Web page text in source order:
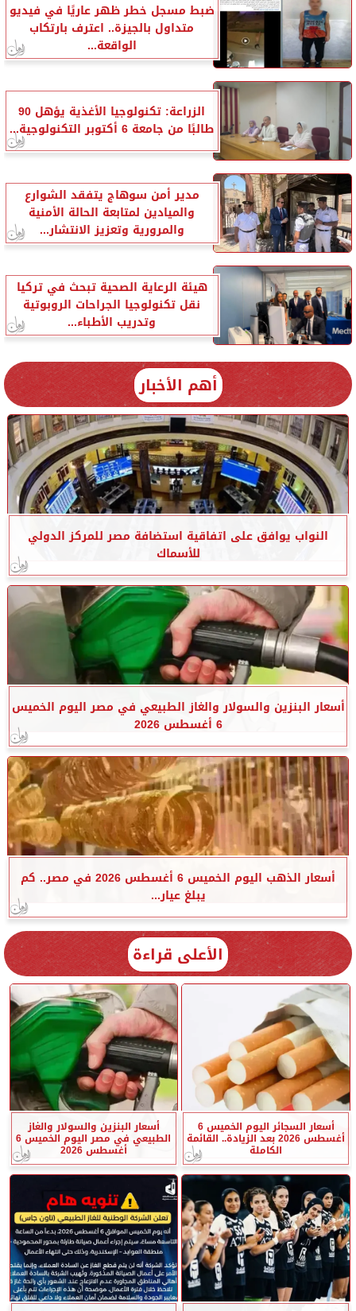
ضبط مسجل خطر ظهر عاريًا في فيديو
متداول بالجيزة.. اعترف بارتكاب
الواقعة...
الزراعة: تكنولوجيا الأغذية يؤهل 90
طالبًا من جامعة 6 أكتوبر التكنولوجية...
مدير أمن سوهاج يتفقد الشوارع
والميادين لمتابعة الحالة الأمنية
والمرورية وتعزيز الانتشار...
هيئة الرعاية الصحية تبحث في تركيا
نقل تكنولوجيا الجراحات الروبوتية
وتدريب الأطباء...
أهم الأخبار
النواب يوافق على اتفاقية استضافة مصر للمركز الدولي
للأسماك
أسعار البنزين والسولار والغاز الطبيعي في مصر اليوم الخميس
6 أغسطس 2026
أسعار الذهب اليوم الخميس 6 أغسطس 2026 في مصر.. كم
يبلغ عيار...
الأعلى قراءة
أسعار السجائر اليوم الخميس 6
أغسطس 2026 بعد الزيادة.. القائمة
الكاملة
أسعار البنزين والسولار والغاز
الطبيعي في مصر اليوم الخميس 6
أغسطس 2026